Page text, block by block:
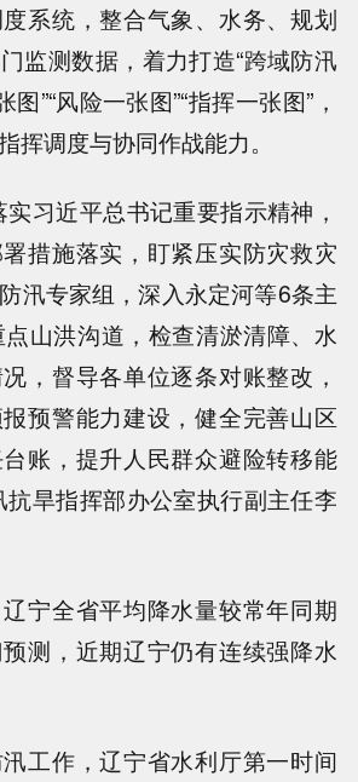
系统，整合气象、水务、规划
监测数据，着力打造“跨域防汛
图”“风险一张图”“指挥一张图”，
挥调度与协同作战能力。
习近平总书记重要指示精神，
措施落实，盯紧压实防灾救灾
汛专家组，深入永定河等6条主
山洪沟道，检查清淤清障、水
，督导各单位逐条对账整改，
预警能力建设，健全完善山区
账，提升人民群众避险转移能
抗旱指挥部办公室执行副主任李
全省平均降水量较常年同期
测，近期辽宁仍有连续强降水
作，辽宁省水利厅第一时间